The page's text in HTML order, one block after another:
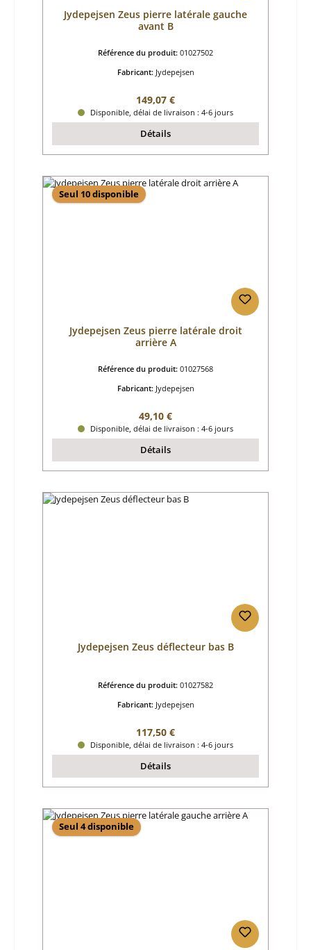
Jydepejsen Zeus pierre latérale gauche
avant B
Référence du produit: 01027502
Fabricant: Jydepejsen
Prix régulier :
149,07 €
Disponible, délai de livraison : 4-6 jours
Détails
Seul 10 disponible
Jydepejsen Zeus pierre latérale droit
arrière A
Référence du produit: 01027568
Fabricant: Jydepejsen
Prix régulier :
49,10 €
Disponible, délai de livraison : 4-6 jours
Détails
Jydepejsen Zeus déflecteur bas B
Référence du produit: 01027582
Fabricant: Jydepejsen
Prix régulier :
117,50 €
Disponible, délai de livraison : 4-6 jours
Détails
Seul 4 disponible